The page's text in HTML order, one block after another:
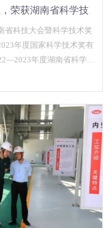
荣获湖南省科学技
省科技大会暨科学技术奖
年度国家科学技术奖有
年度湖南省科学技